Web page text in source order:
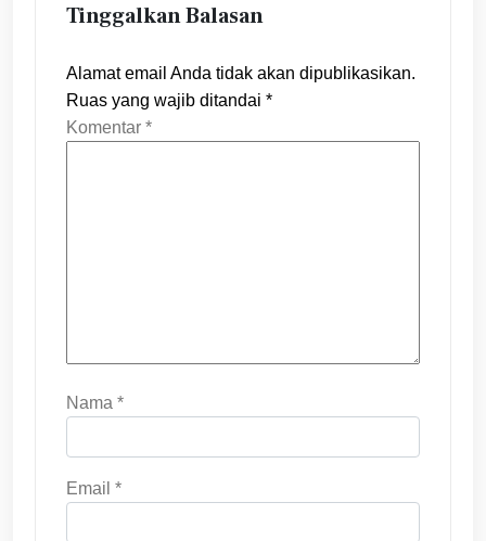
Tinggalkan Balasan
Alamat email Anda tidak akan dipublikasikan.
Ruas yang wajib ditandai *
Komentar *
Nama *
Email *